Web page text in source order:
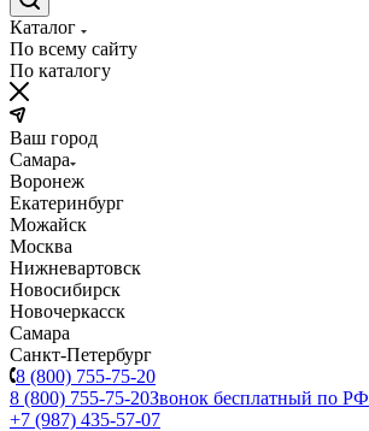
Каталог
По всему сайту
По каталогу
Ваш город
Самара
Воронеж
Екатеринбург
Можайск
Москва
Нижневартовск
Новосибирск
Новочеркасск
Самара
Санкт-Петербург
8 (800) 755-75-20
8 (800) 755-75-20Звонок бесплатный по РФ
+7 (987) 435-57-07